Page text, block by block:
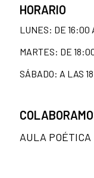
HORARIO
LUNES: DE 16:00
MARTES: DE
SÁBADO: A LAS
AULA POÉTICA